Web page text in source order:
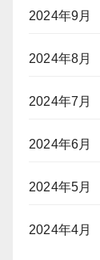
2024年9月
2024年8月
2024年7月
2024年6月
2024年5月
2024年4月